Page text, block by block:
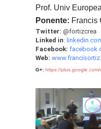
Prof. Univ
Ponente: Francis
Twitter: @fortizcrea
Linked in:
Facebook:
Web:
G+: https://